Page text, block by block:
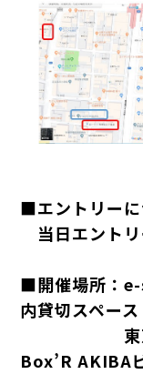
■エントリーに
当日エントリ
■開催場所：
内貸切スペース
東京都千
Box’R AKIBA